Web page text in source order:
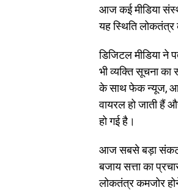
आज कई मीडिया
यह स्थिति लोकतंत्र
डिजिटल मीडिया ने
भी व्यक्ति सूचना का
के साथ फेक न्यूज,
वायरल हो जाती हैं
हो गई है।
आज सबसे बड़ा संकट
बजाय सत्ता का
लोकतंत्र कमजोर